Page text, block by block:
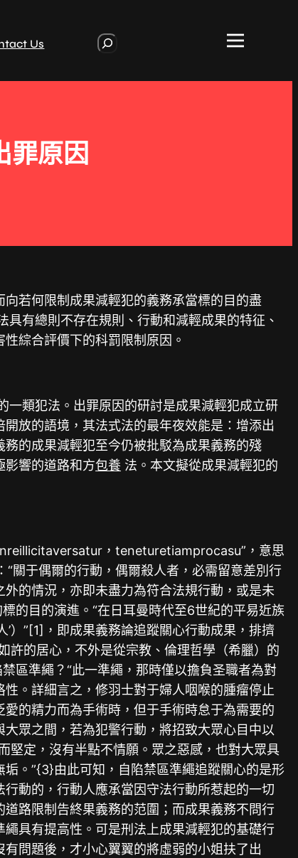
Us
r
罪原因
若何限制成果減輕犯的義務承當標的目的盡
有總則不存在規則、行動和減輕成果的特征、
綜合評價下的科罰限制原因。
一類犯法。出罪原因的研討是成果減輕犯成立研
放的語境，其法式法的最年夜效能是：增添出
的成果減輕犯至今仍被批駁為成果義務的殘
影響的道路和方包養 法。本文擬從成果減輕犯的
，teneturetiamprocasu”，意思
關于偶爾的行動，偶爾殺人者，必需留意差別行
的情況，亦即未盡力為符合法規行動，或是未
的目的演進。“在日耳曼時代至6世紀的平易近族
）”[1]，即成果義務論追蹤關心行動成果，排擠
許的居心，不外是從宗教、倫理哲學（希臘）的
區準繩？“此一準繩，那時僅以擔負圣職者為對
。詳細言之，修羽士對于婦人咽喉的腫瘤停止
的精力而為手術時，但于手術時怠于為需要的
眾之間，若為犯警行動，將招致大眾心目中以
堅定，沒有半點不情願。眾之惡感，也對大眾具
。”{3}由此可知，自陷禁區準繩追蹤關心的是形
動的，行動人應承當因守法行動所惹起的一切
路限制告終果義務的范圍；而成果義務不問行
具有提高性。可是刑法上成果減輕犯的基礎行
問題後，才小心翼翼的將虛弱的小姐扶了出